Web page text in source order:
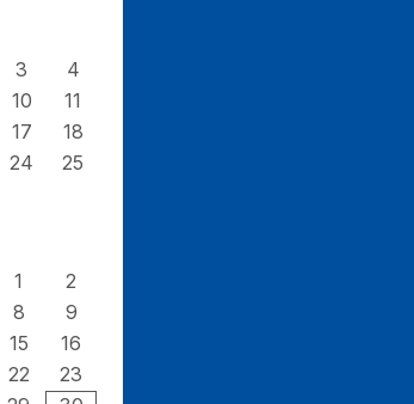
3
4
10
11
17
18
24
25
1
2
8
9
15
16
22
23